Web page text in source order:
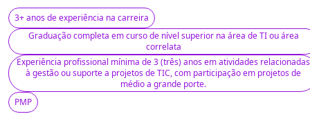
3+ anos de experiência na carreira
Graduação completa em curso de nível superior na área de TI ou área
correlata
Experiência profissional mínima de 3 (três) anos em atividades relacionadas
à gestão ou suporte a projetos de TIC, com participação em projetos de
médio a grande porte.
PMP